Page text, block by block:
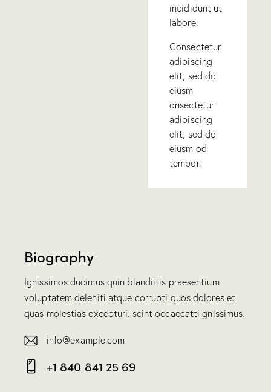
incididunt ut
labore.
Consectetur
adipiscing
elit, sed do
eiusm
onsectetur
adipiscing
elit, sed do
eiusm od
tempor.
Biography
Ignissimos ducimus quin blandiitis praesentium
voluptatem deleniti atque corrupti quos dolores et
quas molestias excepturi. scint occaecatti gnissimus.
E-
m
info@example.com
+1 840 841 25 69